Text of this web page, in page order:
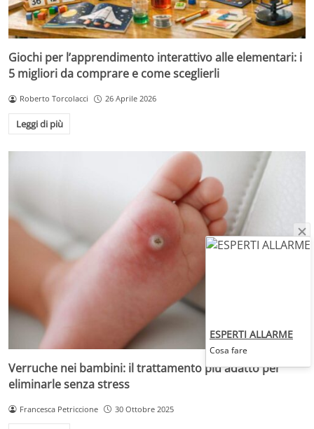
Giochi per l’apprendimento interattivo alle elementari: i
5 migliori da comprare e come sceglierli
Roberto Torcolacci 26 Aprile 2026
Leggi di più
Verruche nei bambini: il trattamento più adatto per
eliminarle senza stress
Francesca Petriccione 30 Ottobre 2025
ESPERTI ALLARME
Cosa fare